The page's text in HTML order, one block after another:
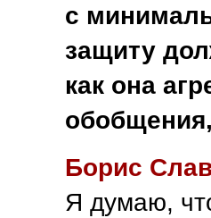
с
защиту
как она
Борис
Я думаю,